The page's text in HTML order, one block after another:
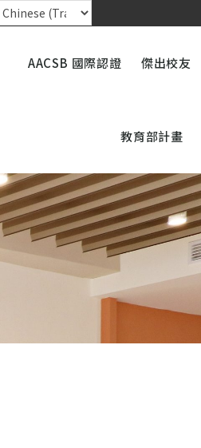
AACSB 國際認證 傑出校友
教育部計畫